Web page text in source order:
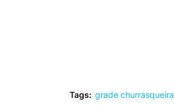
Tags: grade churrasqueira